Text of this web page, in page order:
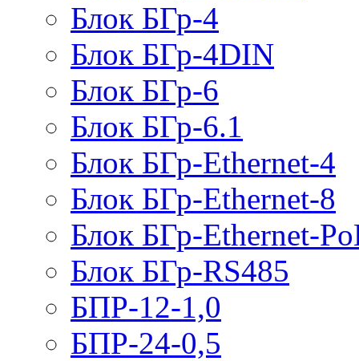
Блок БГр-4
Блок БГр-4DIN
Блок БГр-6
Блок БГр-6.1
Блок БГр-Ethernet-4
Блок БГр-Ethernet-8
Блок БГр-Ethernet-
Блок БГр-RS485
БПР-12-1,0
БПР-24-0,5